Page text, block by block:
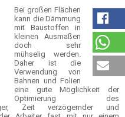
Bei großen Flächen
kann die Dämmung
mit Baustoffen in
kleinen Ausmaßen
doch sehr
mühselig werden.
Daher ist die
Verwendung von
Bahnen und Folien
eine gute Möglichkeit der
Optimierung des
Zeit verzögernder und